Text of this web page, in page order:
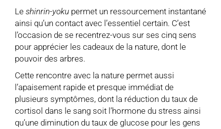
Le shinrin-yoku permet un ressourcement instantané
ainsi qu’un contact avec l’essentiel certain. C’est
l’occasion de se recentrez-vous sur ses cinq sens
pour apprécier les cadeaux de la nature, dont le
pouvoir des arbres.
Cette rencontre avec la nature permet aussi
l’apaisement rapide et presque immédiat de
plusieurs symptômes, dont la réduction du taux de
cortisol dans le sang soit l’hormone du stress ainsi
qu’une diminution du taux de glucose pour les gens